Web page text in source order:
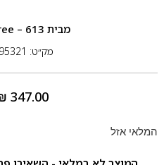
מבית 613 – Six One Three
מק״ט: 745314295321
347.00
המלאי אזל